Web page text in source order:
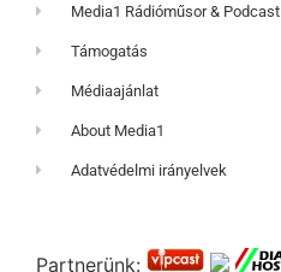
Media1 Rádióműsor & Podcast
Támogatás
Médiaajánlat
About Media1
Adatvédelmi irányelvek
Partnerünk: